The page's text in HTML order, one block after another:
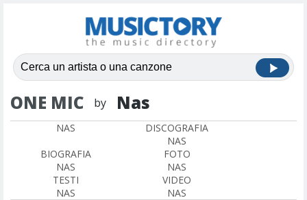
ONE MIC by Nas
NAS
DISCOGRAFIA
NAS
BIOGRAFIA
NAS
FOTO
NAS
TESTI
NAS
VIDEO
NAS